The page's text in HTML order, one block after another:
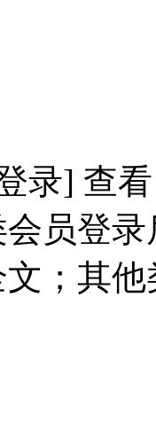
录] 查
员登
；其